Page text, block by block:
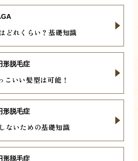
どれくらい？基礎知識
こいい髪型は可能！
形脱毛症
ないための基礎知識
形脱毛症
形脱毛症